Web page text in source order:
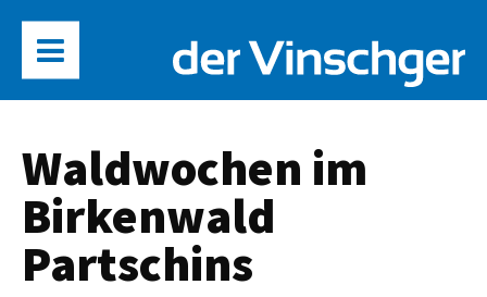
Waldwochen im
Birkenwald
Partschins